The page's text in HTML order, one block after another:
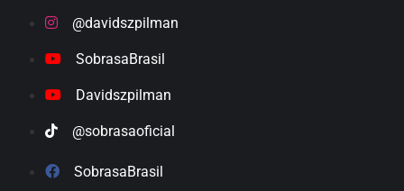
@davidszpilman
SobrasaBrasil
Davidszpilman
@sobrasaoficial
SobrasaBrasil